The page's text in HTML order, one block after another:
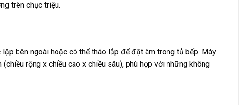
trên chục triệu.
bên ngoài hoặc có thể tháo lắp để đặt âm trong tủ bếp. Máy
rộng x chiều cao x chiều sâu), phù hợp với những không